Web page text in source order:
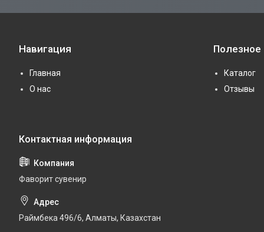
Навигация
Главная
О нас
Полезное
Каталог
Отзывы
Фаворит сувенир
Раймбека 496/6, Алматы, Казахстан